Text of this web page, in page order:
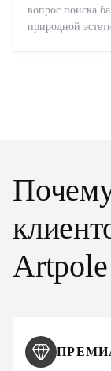
вопрос поиска
природной
Artpole